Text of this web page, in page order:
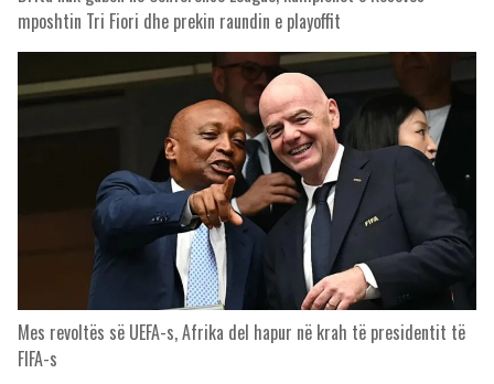
mposhtin Tri Fiori dhe prekin raundin e playoffit
Mes revoltës së UEFA-s, Afrika del hapur në krah të presidentit të
FIFA-s